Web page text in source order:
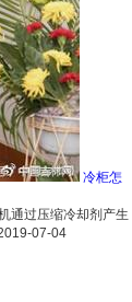
冷柜怎
通过压缩冷却剂产生
07-04